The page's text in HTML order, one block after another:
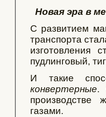
Новая эра в
С развитием
транспорта
изготовления
пудлинговый,
И такие
конвертерные.
производстве
газами.